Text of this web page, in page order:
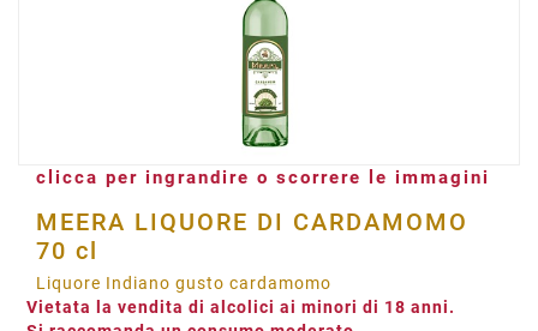
clicca per ingrandire o scorrere le immagini
MEERA LIQUORE DI CARDAMOMO
70 cl
Liquore Indiano gusto cardamomo
Vietata la vendita di alcolici ai minori di 18 anni.